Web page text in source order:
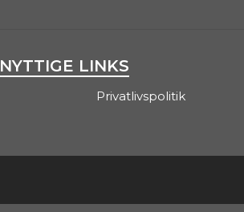
NYTTIGE LINKS
Privatlivspolitik